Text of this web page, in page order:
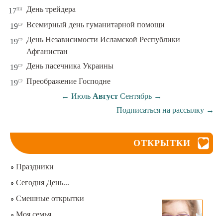
17пн День трейдера
19ср Всемирный день гуманитарной помощи
19ср
День Независимости Исламской Республики
Афганистан
19ср День пасечника Украины
19ср Преображение Господне
← Июль Август Сентябрь →
Подписаться на рассылку →
ОТКРЫТКИ
Праздники
Сегодня День...
Смешные открытки
Моя семья